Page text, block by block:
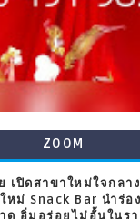
ZOOM
เปิดสาขาใหม่ใจกลาง
หม่ Snack Bar นำร่อ